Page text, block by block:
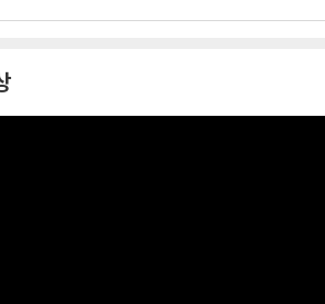
하는지를 생생하게 이해하게 된다.
의 인간 문명을 읽는 눈: 도시, 국가, 자유 언론,